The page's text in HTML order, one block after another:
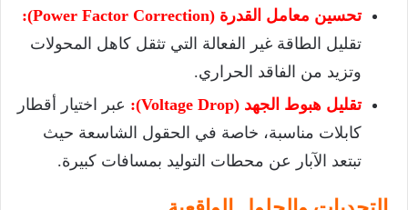
تحسين معامل القدرة (Power Factor Correction):
تقليل الطاقة غير الفعالة التي تثقل كاهل المحولات
وتزيد من الفاقد الحراري.
تقليل هبوط الجهد (Voltage Drop):
عبر اختيار أقطار
كابلات مناسبة، خاصة في الحقول الشاسعة حيث
تبتعد الآبار عن محطات التوليد بمسافات كبيرة.